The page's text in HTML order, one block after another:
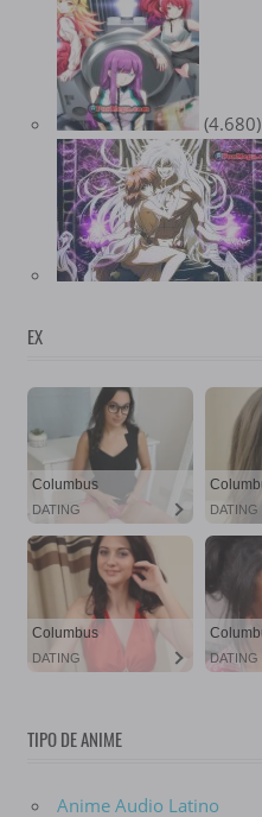
(4.680)
EX
TIPO DE ANIME
Anime Audio Latino